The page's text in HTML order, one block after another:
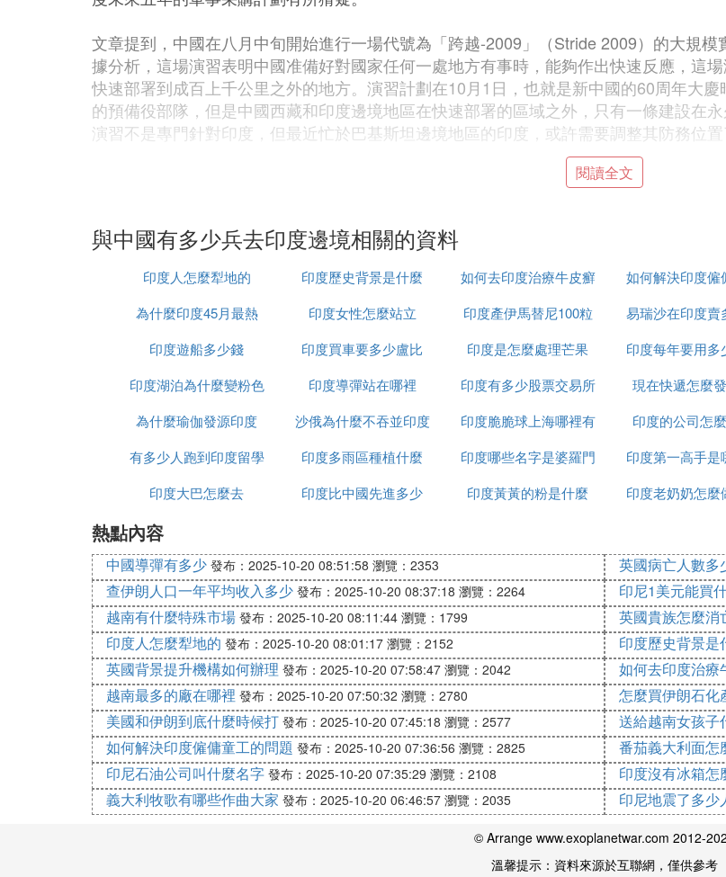
文章提到，中國在八月中旬開始進行一場代號為「跨越-2009」（Stride 2009）的大規
據分析，這場演習表明中國准備好對國家任何一處地方有事時，能夠作出快速反應，這
快速部署到成百上千公里之外的地方。演習計劃在10月1日，也就是新中國的60周年大
的預備役部隊，但是中國西藏和印度邊境地區在快速部署的區域之外，只有一條建設在
演習不是專門針對印度，但最近忙於巴基斯坦邊境地區的印度，或許需要調整其防務位置
文章提到，在1978年中印達成協議，兩國將在喜馬拉雅山區維持現狀，避免軍事建設。
文章還說，對於中國的「威脅」印度有自己的評估，已決定尋求在邊界地區的軍事建設
個師，此外，60000印度地面部隊將被派往靠近達旺地區的東部邊界，還有20000部隊
的機場被激活，在西部，也有三個機場被重新啟用，距離中國西藏邊界只有200公里的
年印度在克什米爾地區的卡吉爾（Kargil）沖突中的表現大概向中國表明，印度已經不
62年的沖突，使用了經典的中國戰爭策略，在地面戰中，印度的士兵由並不能勝任的將
猛的火力壓倒了攜帶二戰時期「李-菲爾德」步槍的印度兵。但是，事情已經發生了變化
會了戰爭的藝術。
文章提到，印度將在未來五年中接收新型的軍事裝備，它的新下水的核動力潛艇將在
的航母也將有望加入印度海軍服役，印度自製的輕型戰斗機以及進口的中型戰斗機將形
作戰的超輕型火炮將部署到位，2014年之前，印度軍隊的火力將達到現有的兩倍，是
對印度最大的威脅是從中國西藏發射的射程達到1500公里的巡航導彈和印度洋上的中國
射程之內，而且新型制導系統讓這些導彈的打擊精度極高。遭受200枚巡航導彈的集中攻
些導彈在飛躍喜馬拉雅山區飛行600公里之後，丟掉了它們的攻擊目標。印度利用在馬六
洋的動作。
文章最後提到，中國發起對印度的戰爭沒有什麼意義，中印兩國應當加大經濟和貿易往
哈里·桑德（Hari Sud）是前C-I-L公司副總裁、前投資戰略分析家、國際關系專家，曾
niversity of Missouri），旅居加拿大已有34年。
印度目前在中印邊界東段駐軍10萬人，在中印邊界西段的印控克什米爾駐軍40萬，到
閱讀全文
與中國有多少兵去印度邊境相關的資料
印度人怎麼犁地的 印度歷史背景是什麼 如何去印度治療牛皮癬
如何解決印度僱
的問題
為什麼印度45月最熱
印度女性怎麼站立
印度產伊馬替尼100粒
裝多少錢
易瑞沙在印度賣
一粒
印度遊船多少錢 印度買車要多少盧比 印度是怎麼處理芒果 印度每年要用多
印度湖泊為什麼變粉色 印度導彈站在哪裡 印度有多少股票交易所 現在快遞怎麼
為什麼瑜伽發源印度
沙俄為什麼不吞並印度 印度脆脆球上海哪裡有 印度的公司怎
有多少人跑到印度留學
印度多雨區種植什麼
印度哪些名字是婆羅門
種姓
印度第一高手是
家
印度大巴怎麼去
印度比中國先進多少 印度黃黃的粉是什麼 印度老奶奶怎麼
熱點內容
中國導彈有多少 發布：2025-10-20 08:51:58 瀏覽：2353 英國病亡人數多
查伊朗人口一年平均收入多少 發布：2025-10-20 08:37:18 瀏覽：2264 印尼1美元能買
越南有什麼特殊市場 發布：2025-10-20 08:11:44 瀏覽：1799 英國貴族怎麼消
印度人怎麼犁地的 發布：2025-10-20 08:01:17 瀏覽：2152 印度歷史背景是
英國背景提升機構如何辦理 發布：2025-10-20 07:58:47 瀏覽：2042 如何去印度治療
越南最多的廠在哪裡 發布：2025-10-20 07:50:32 瀏覽：2780 怎麼買伊朗石化
美國和伊朗到底什麼時候打 發布：2025-10-20 07:45:18 瀏覽：2577 送給越南女孩子
如何解決印度僱傭童工的問題 發布：2025-10-20 07:36:56 瀏覽：2825 番茄義大利面怎
印尼石油公司叫什麼名字 發布：2025-10-20 07:35:29 瀏覽：2108 印度沒有冰箱怎
義大利牧歌有哪些作曲大家 發布：2025-10-20 06:46:57 瀏覽：2035 印尼地震了多少
© Arrange www.exoplanetwar.com 2012-
溫馨提示：資料來源於互聯網，僅供參考